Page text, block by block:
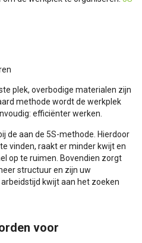
plek, overbodige materialen zijn
methode wordt de werkplek
efficiënter werken.
de aan de 5S-methode. Hierdoor
vinden, raakt er minder kwijt en
op te ruimen. Bovendien zorgt
structuur en zijn uw
kwijt aan het zoeken
voor